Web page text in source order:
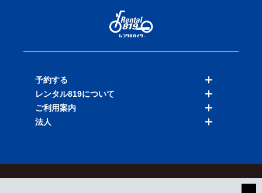
予約する
バイクを探す
店舗を探す
レンタル819について
料金表
ご利用案内
法人